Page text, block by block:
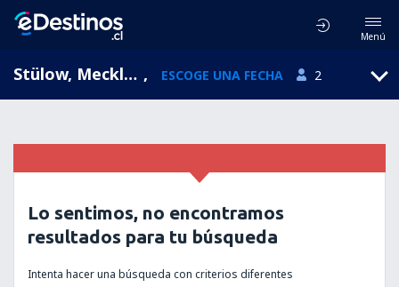
Menú
Stülow, Mecklemburgo-Pomerania Occidental, Alemania , ESCOGE UNA FECHA 2
Lo sentimos, no encontramos
resultados para tu búsqueda
Intenta hacer una búsqueda con criterios diferentes